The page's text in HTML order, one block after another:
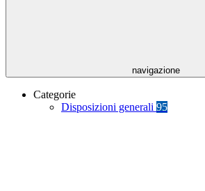
navigazione
Categorie
Disposizioni generali 95